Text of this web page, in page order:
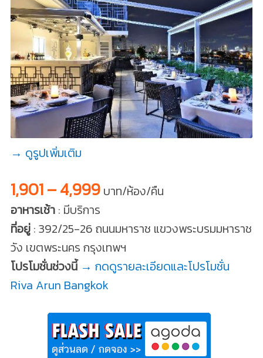
→ ดูรูปเพิ่มเติม
1,901 – 4,999บาท/ห้อง/คืน
อาหารเช้า: มีบริการ
ที่อยู่: 392/25-26 ถนนมหาราช แขวงพระบรมมหาราช
วัง เขตพระนคร กรุงเทพฯ
โปรโมชั่นช่วงนี้ → กดดูรายละเอียดและโปรโมชั่น
Riva Arun Bangkok